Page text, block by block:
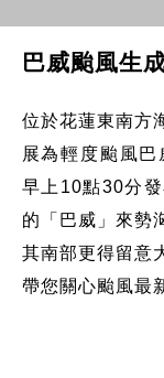
巴威颱風生
位於花蓮東南方
展為輕度颱風
早上10點30分
的「巴威」來勢
其南部更得留意
帶您關心颱風最